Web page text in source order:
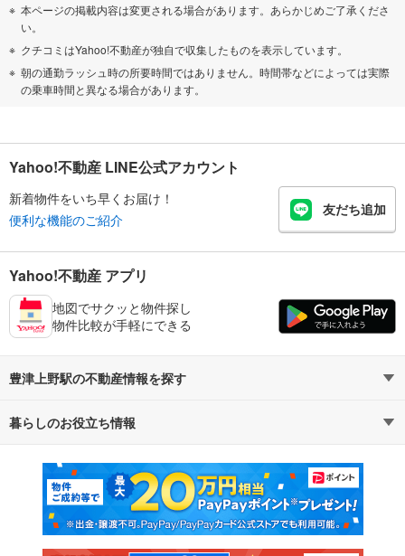
本ページの掲載内容は変更される場合があります。あらかじめご了承くださ
い。
クチコミはYahoo!不動産が独自で収集したものを表示しています。
朝の通勤ラッシュ時の所要時間ではありません。時間帯などによっては実際
の乗車時間と異なる場合があります。
Yahoo!不動産 LINE公式アカウント
新着物件をいち早くお届け！
便利な機能のご紹介
友だち追加
Yahoo!不動産 アプリ
地図でサクッと物件探し
物件比較が手軽にできる
豊津上野駅の不動産情報を探す
不動産・住宅
新築マンション 中古マンション
新築一戸建て 中古一戸建て
暮らしのお役立ち情報
マンションカタログ 教えて！住まいの先生